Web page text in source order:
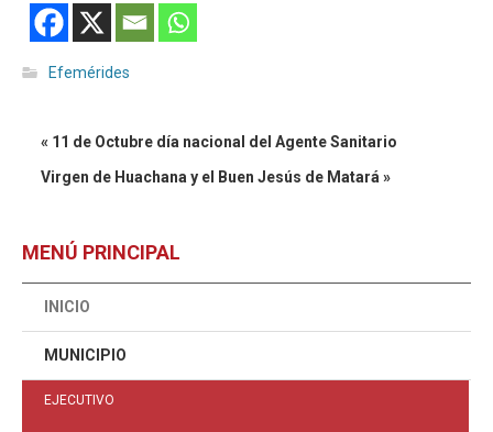
Efemérides
« 11 de Octubre día nacional del Agente Sanitario
Virgen de Huachana y el Buen Jesús de Matará »
MENÚ PRINCIPAL
INICIO
MUNICIPIO
EJECUTIVO